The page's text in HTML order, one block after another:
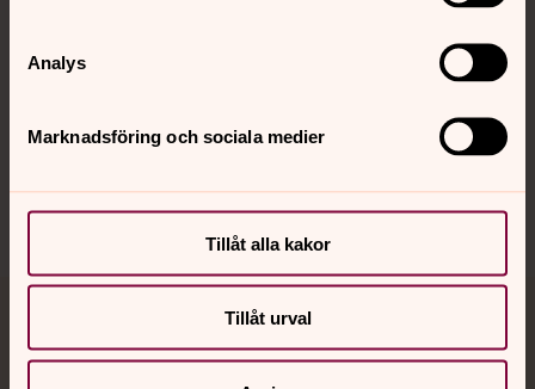
Analys
Marknadsföring och sociala medier
Tillåt alla kakor
Tillåt urval
Hitta snabbt
Sociala kanaler
Jourhavande präst